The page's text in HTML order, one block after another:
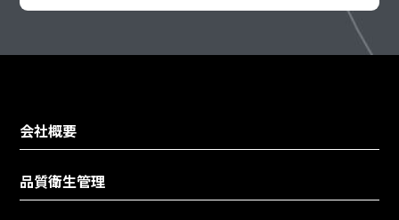
会社概要
品質衛生管理